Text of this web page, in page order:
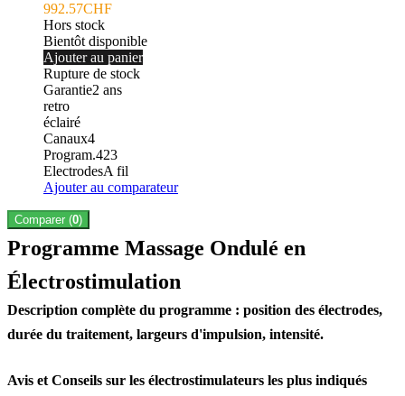
992.57CHF
Hors stock
Bientôt disponible
Ajouter au panier
Rupture de stock
Garantie2 ans
retro
éclairé
Canaux4
Program.423
ElectrodesA fil
Ajouter au comparateur
Comparer (0)
Programme Massage Ondulé en
Électrostimulation
Description complète du programme : position des électrodes,
durée du traitement, largeurs d'impulsion, intensité.
Avis et Conseils sur les électrostimulateurs les plus indiqués